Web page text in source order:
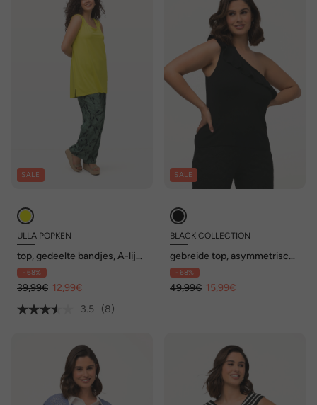
SALE
ULLA POPKEN
top, gedeelte bandjes, A-lijn,
ronde hals, mouwloos
- 68%
39,99€ 12,99€
3.5
(8)
SALE
BLACK COLLECTION
gebreide top, asymmetrisch,
volant, ronde hals, mouwloos
- 68%
49,99€ 15,99€